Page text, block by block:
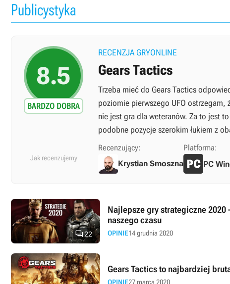
Publicystyka
8.5
BARDZO DOBRA
RECENZJA GRYONLINE
Gears Tactics
Trzeba mieć do Gears Tactics
poziomie pierwszego UFO ostrzegam,
nie jest gra dla weteranów. Za to jest
podobne pozycje szerokim łukiem z
Jak recenzujemy
Recenzujący:
Krystian Smoszna
Platforma:
PC
22
Najlepsze gry strategiczne 2020
naszego czasu
OPINIE14 grudnia 2020
Gears Tactics to najbardziej
OPINIE27 marca 2020